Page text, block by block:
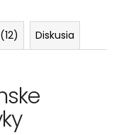
Diskusia